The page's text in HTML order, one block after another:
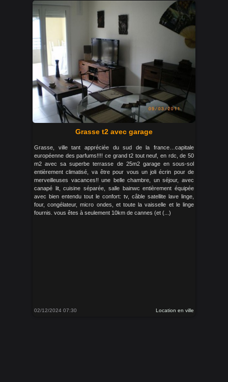
Grasse t2 avec garage
Grasse, ville tant appréciée du sud de la france…capitale
européenne des parfums!!!! ce grand t2 tout neuf, en rdc, de 50
m2 avec sa superbe terrasse de 25m2 garage en sous-sol
entièrement climatisé, va être pour vous un joli écrin pour de
merveilleuses vacances!! une belle chambre, un séjour, avec
canapé lit, cuisine séparée, salle bainwc entièrement équipée
avec bien entendu tout le confort: tv, câble satellite lave linge,
four, congélateur, micro ondes, et toute la vaisselle et le linge
fournis. vous êtes à seulement 10km de cannes (et (...)
02/12/2024 07:30 Location en ville